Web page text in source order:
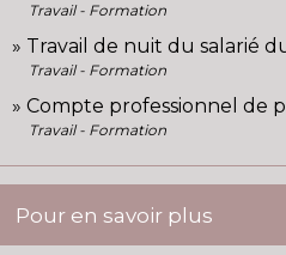
Travail - Formation
Travail de nuit du salarié
Travail - Formation
Compte professionnel de
Travail - Formation
Pour en savoir plus